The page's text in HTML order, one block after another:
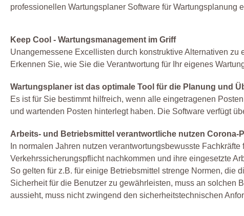
professionellen Wartungsplaner Software für Wartungsplanung
Keep Cool - Wartungsmanagement im Griff
Unangemessene Excellisten durch konstruktive Alternativen zu
Erkennen Sie, wie Sie die Verantwortung für Ihr eigenes
Wartungsplaner ist das optimale Tool für die Planung und
Es ist für Sie bestimmt hilfreich, wenn alle eingetragenen
und wartenden Posten hinterlegt haben. Die Software verfügt
Arbeits- und Betriebsmittel verantwortliche nutzen Corona-
In normalen Jahren nutzen verantwortungsbewusste
Verkehrssicherungspflicht nachkommen und ihre eingesetzte
So gelten für z.B. für einige Betriebsmittel strenge Normen, die
Sicherheit für die Benutzer zu gewährleisten, muss an solchen
aussieht, muss nicht zwingend den sicherheitstechnischen